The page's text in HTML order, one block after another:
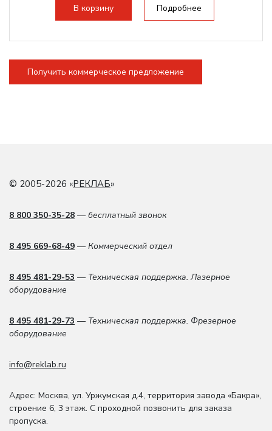
В корзину Подробнее
Получить коммерческое предложение
© 2005-2026 «РЕКЛАБ»
8 800 350-35-28 — бесплатный звонок
8 495 669-68-49 — Коммерческий отдел
8 495 481-29-53 — Техническая поддержка. Лазерное
оборудование
8 495 481-29-73 — Техническая поддержка. Фрезерное
оборудование
info@reklab.ru
Адрес: Москва, ул. Уржумская д.4, территория завода «Бакра»,
строение 6, 3 этаж. С проходной позвонить для заказа
пропуска.